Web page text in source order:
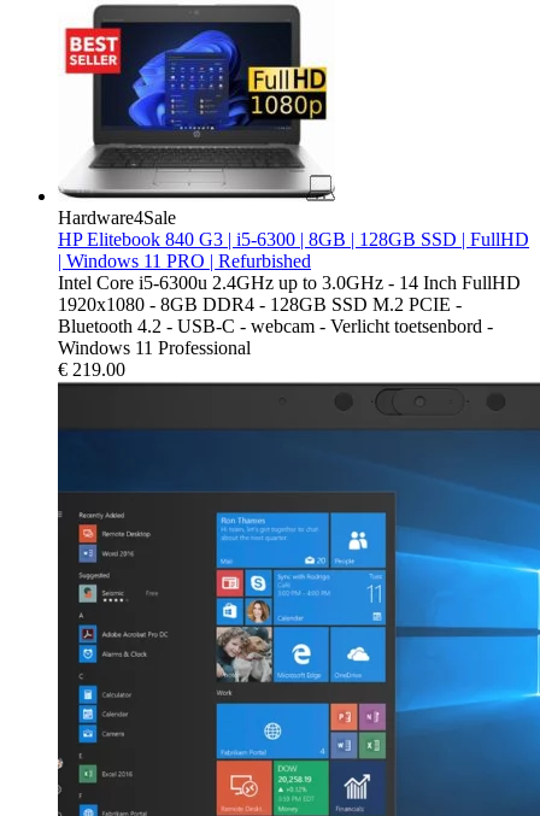
Hardware4Sale
HP Elitebook 840 G3 | i5-6300 | 8GB | 128GB SSD | FullHD
| Windows 11 PRO | Refurbished
Intel Core i5-6300u 2.4GHz up to 3.0GHz - 14 Inch FullHD
1920x1080 - 8GB DDR4 - 128GB SSD M.2 PCIE -
Bluetooth 4.2 - USB-C - webcam - Verlicht toetsenbord -
Windows 11 Professional
€ 219.00